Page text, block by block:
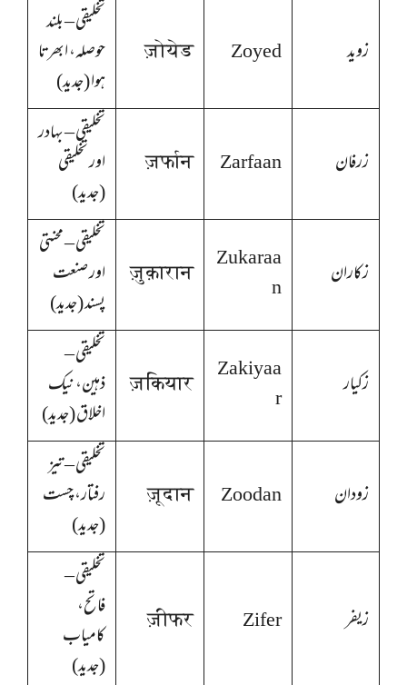
زوید Zoyed
ज़ोयेड
تخلیقی – بلند
حوصلہ، ابھرتا
ہوا (جدید)
زرفان Zarfaan
ज़र्फान
تخلیقی – بہادر
اور تخلیقی
(جدید)
زکاران
Zukaraa
n
ज़ुक़ारान
تخلیقی – محنتی
اور صنعت
پسند (جدید)
زکیار
Zakiyaa
r
ज़कियार
تخلیقی –
ذہین، نیک
اخلاق (جدید)
زودان Zoodan
ज़ूदान
تخلیقی – تیز
رفتار، چست
(جدید)
زیفر Zifer
ज़ीफर
تخلیقی –
فاتح،
کامیاب
(جدید)